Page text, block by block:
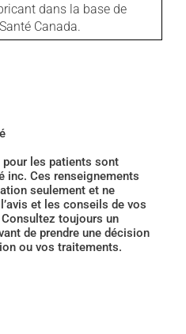
dans la base de
Canada.
les patients sont
inc. Ces renseignements
seulement et ne
et les conseils de vos
toujours un
de prendre une décision
ou vos traitements.